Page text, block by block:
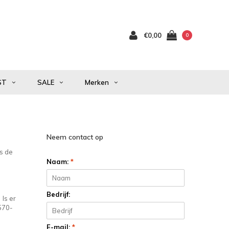
€0,00 0
SALE Merken
de
Is er
Neem contact op
Naam: *
Bedrijf:
E-mail: *